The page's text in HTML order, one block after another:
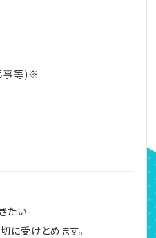
事等)※
たい-
に受けとめます。